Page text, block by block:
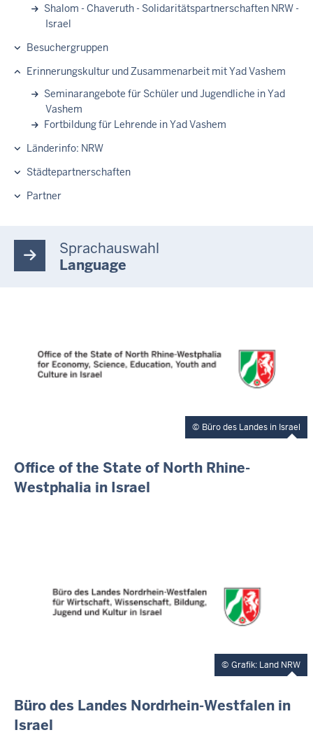
Shalom - Chaveruth - Solidaritätspartnerschaften NRW -
Israel
Besuchergruppen
Erinnerungskultur und Zusammenarbeit mit Yad Vashem
Seminarangebote für Schüler und Jugendliche in Yad
Vashem
Fortbildung für Lehrende in Yad Vashem
Länderinfo: NRW
Städtepartnerschaften
Partner
Sprachauswahl
Language
Büro des Landes in Israel
I
H
Office of the State of North Rhine-
Westphalia in Israel
Grafik: Land NRW
I
H
Büro des Landes Nordrhein-Westfalen in
Israel